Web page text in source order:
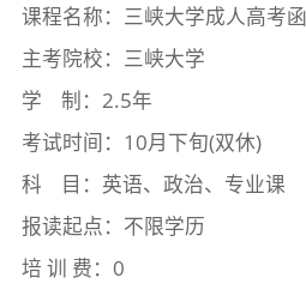
课程名称：三峡大学成人高考
主考院校：三峡大学
学 制：2.5年
考试时间：10月下旬(双休)
科 目：英语、政治、专业课
报读起点：不限学历
培 训 费：0